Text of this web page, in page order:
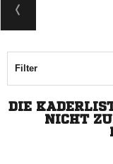
Filter
DIE
NICHT